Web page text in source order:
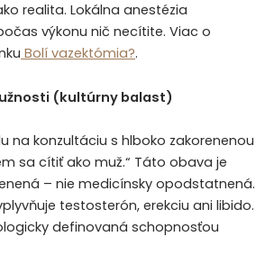
realita. Lokálna anestézia
výkonu nič necítite. Viac o
Bolí vazektómia?.
(kultúrny balast)
na konzultáciu s hlboko zakorenenou
sa cítiť ako muž.“ Táto obava je
– nie medicínsky opodstatnená.
testosterón, erekciu ani libido.
definovaná schopnosťou